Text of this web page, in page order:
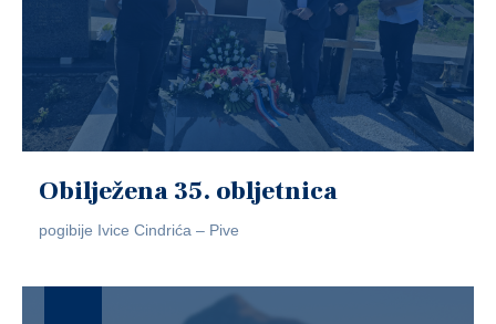
Obilježena 35. obljetnica
pogibije Ivice Cindrića – Pive